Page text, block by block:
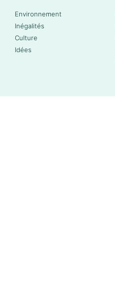
Environnement
Inégalités
Culture
Idées